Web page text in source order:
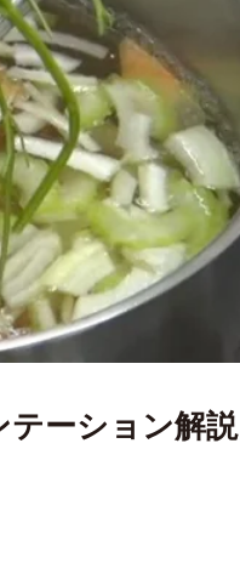
テーション解